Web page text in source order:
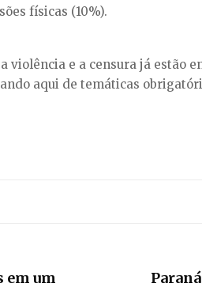
físicas (10%).
e a censura já estão
aqui de temáticas
em um